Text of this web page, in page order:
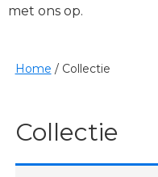
met ons op.
Home / Collectie
Collectie